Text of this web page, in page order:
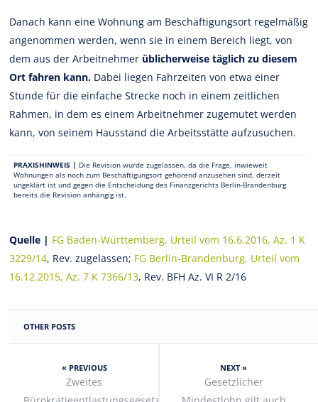
Danach kann eine Wohnung am Beschäftigungsort regelmäßig
angenommen werden, wenn sie in einem Bereich liegt, von
dem aus der Arbeitnehmer üblicherweise täglich zu diesem
Ort fahren kann. Dabei liegen Fahrzeiten von etwa einer
Stunde für die einfache Strecke noch in einem zeitlichen
Rahmen, in dem es einem Arbeitnehmer zugemutet werden
kann, von seinem Hausstand die Arbeitsstätte aufzusuchen.
PRAXISHINWEIS | Die Revision wurde zugelassen, da die Frage, inwieweit
Wohnungen als noch zum Beschäftigungsort gehörend anzusehen sind, derzeit
ungeklärt ist und gegen die Entscheidung des Finanzgerichts Berlin-Brandenburg
bereits die Revision anhängig ist.
Quelle | FG Baden-Württemberg, Urteil vom 16.6.2016, Az. 1 K
3229/14, Rev. zugelassen; FG Berlin-Brandenburg, Urteil vom
16.12.2015, Az. 7 K 7366/13, Rev. BFH Az. VI R 2/16
OTHER POSTS
« PREVIOUS
Zweites
NEXT »
Gesetzlicher